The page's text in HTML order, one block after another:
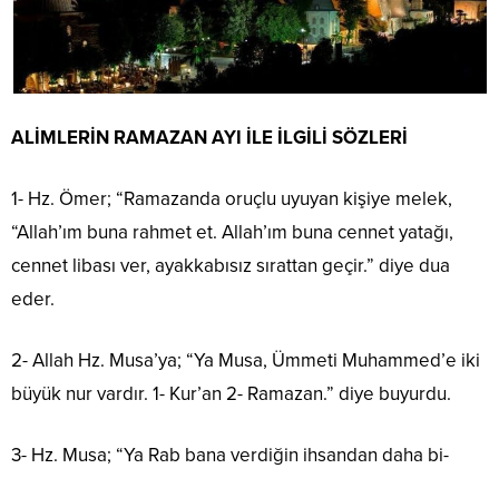
ALİMLERİN RAMAZAN AYI İLE İLGİLİ SÖZLERİ
1- Hz. Ömer; “Ramazanda oruçlu uyuyan kişiye melek,
“Allah’ım buna rahmet et. Allah’ım buna cennet yatağı,
cennet libası ver, ayakkabısız sırattan geçir.” diye dua
eder.
2- Allah Hz. Musa’ya; “Ya Musa, Ümmeti Muhammed’e iki
büyük nur vardır. 1- Kur’an 2- Ramazan.” diye buyurdu.
3- Hz. Musa; “Ya Rab bana verdiğin ihsandan daha bi-